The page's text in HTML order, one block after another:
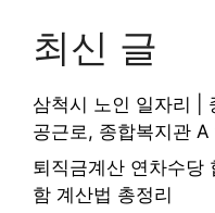
최신 글
삼척시 노인 일자리 |
공근로, 종합복지관
퇴직금계산 연차수당
함 계산법 총정리